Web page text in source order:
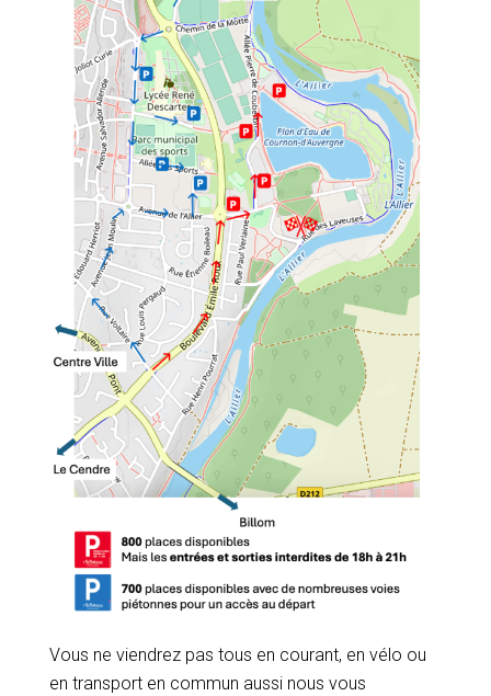
Vous ne viendrez pas tous en courant, en vélo ou
en transport en commun aussi nous vous